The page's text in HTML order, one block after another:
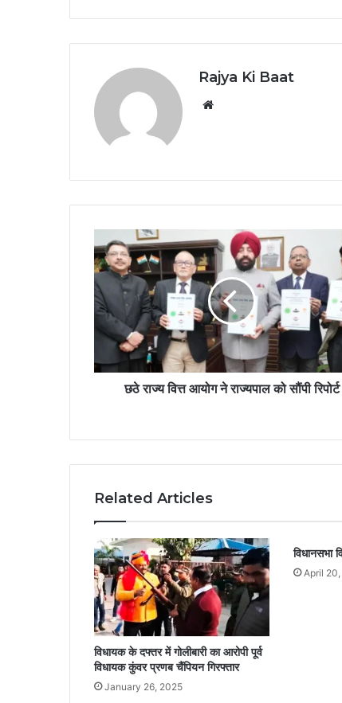
Rajya Ki Baat
छठे राज्य वित्त आयोग ने राज्यपाल को सौंपी रिपोर्ट
Related Articles
विधायक के दफ्तर में गोलीबारी का आरोपी पूर्व
विधायक कुंवर प्रणब चैंपियन गिरफ्तार
January 26, 2025
विधानसभा
April